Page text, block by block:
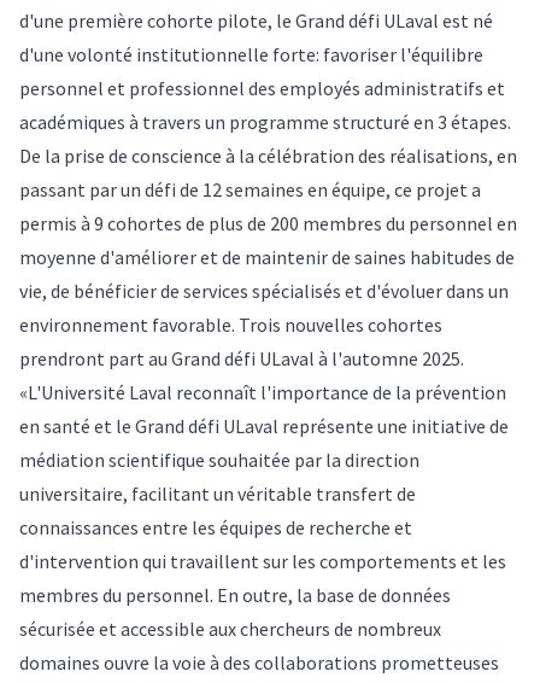
d'une première cohorte pilote, le Grand défi ULaval est né
d'une volonté institutionnelle forte: favoriser l'équilibre
personnel et professionnel des employés administratifs et
académiques à travers un programme structuré en 3 étapes.
De la prise de conscience à la célébration des réalisations, en
passant par un défi de 12 semaines en équipe, ce projet a
permis à 9 cohortes de plus de 200 membres du personnel en
moyenne d'améliorer et de maintenir de saines habitudes de
vie, de bénéficier de services spécialisés et d'évoluer dans un
environnement favorable. Trois nouvelles cohortes
prendront part au Grand défi ULaval à l'automne 2025.
«L'Université Laval reconnaît l'importance de la prévention
en santé et le Grand défi ULaval représente une initiative de
médiation scientifique souhaitée par la direction
universitaire, facilitant un véritable transfert de
connaissances entre les équipes de recherche et
d'intervention qui travaillent sur les comportements et les
membres du personnel. En outre, la base de données
sécurisée et accessible aux chercheurs de nombreux
domaines ouvre la voie à des collaborations prometteuses